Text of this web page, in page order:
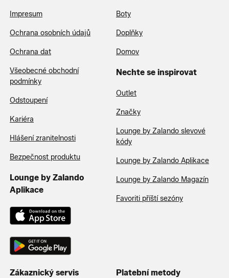
Impresum
Ochrana osobních údajů
Ochrana dat
Všeobecné obchodní
podmínky
Odstoupení
Kariéra
Hlášení zranitelnosti
Bezpečnost produktu
Lounge by Zalando
Aplikace
Boty
Doplňky
Domov
Nechte se inspirovat
Outlet
Značky
Lounge by Zalando slevové
kódy
Lounge by Zalando Aplikace
Lounge by Zalando Magazín
Favoriti příští sezóny
Zákaznický servis Platební metody